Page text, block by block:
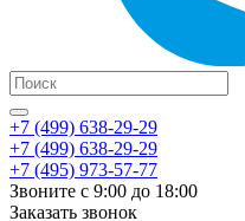
+7 (499) 638-29-29
+7 (499) 638-29-29
+7 (495) 973-57-77
Звоните с 9:00 до 18:00
Заказать звонок